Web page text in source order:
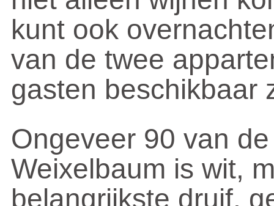
kunt ook
van de twee
gasten beschikbaar
Ongeveer 90 van
Weixelbaum is wit,
belangrijkste druif,